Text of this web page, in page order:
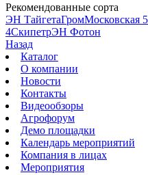
Рекомендованные сорта
ЭН ТайгетаГромМосковская
4СкипетрЭН Фотон
Назад
Каталог
О компании
Новости
Контакты
Видеообзоры
Агрофорум
Демо площадки
Календарь мероприятий
Компания в лицах
Мероприятия